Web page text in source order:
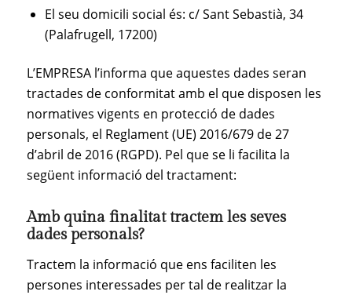
El seu domicili social és: c/ Sant Sebastià, 34
(Palafrugell, 17200)
L’EMPRESA l’informa que aquestes dades seran
tractades de conformitat amb el que disposen les
normatives vigents en protecció de dades
personals, el Reglament (UE) 2016/679 de 27
d’abril de 2016 (RGPD). Pel que se li facilita la
següent informació del tractament:
Amb quina finalitat tractem les seves
dades personals?
Tractem la informació que ens faciliten les
persones interessades per tal de realitzar la